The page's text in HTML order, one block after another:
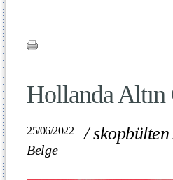
Hollanda Altın
25/06/2022 /skopbülten
Belge